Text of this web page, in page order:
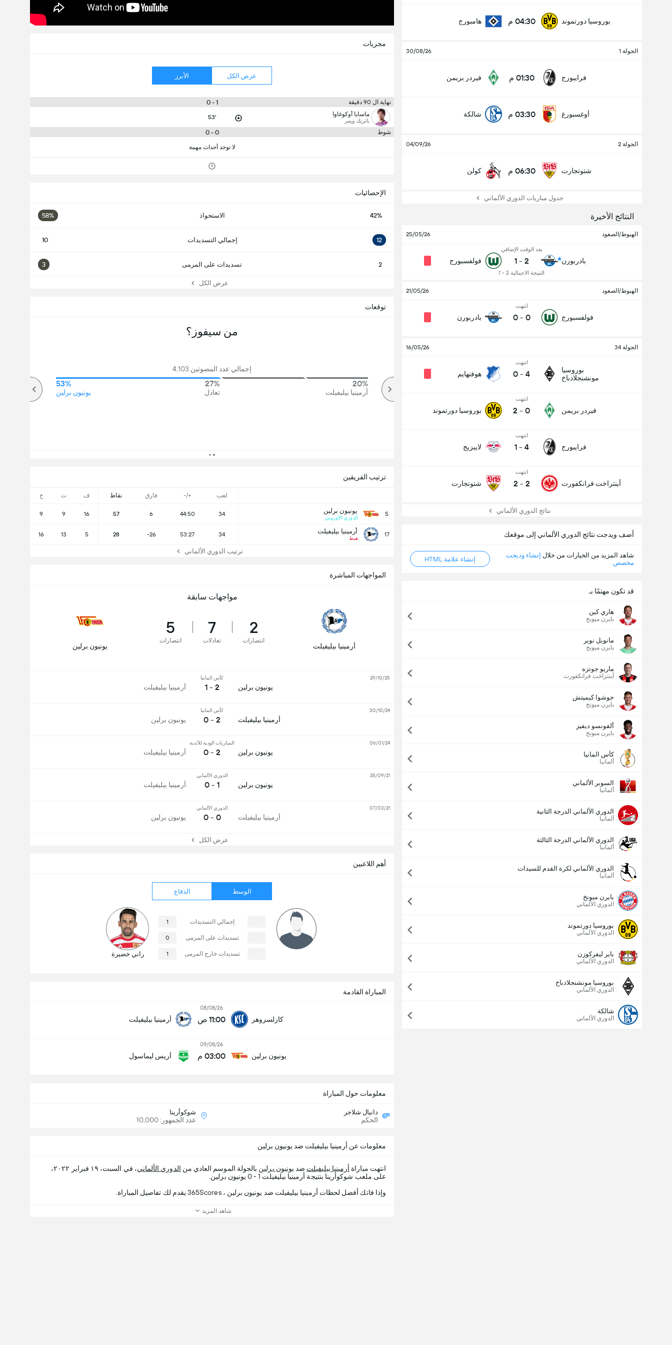
بوروسيا دورتموند 04:30 م هامبورج
الجولة 1 30/08/26
فرايبورج 01:30 م فيردر بريمن
أوغسبورغ 03:30 م شالكة
الجولة 2 04/09/26
شتوتجارت 06:30 م كولن
جدول مباريات الدوري الألماني
النتائج الأخيرة
الهبوط/الصعود 25/05/26
بادربورن
بعد الوقت الإضافي
2
-
1
النتيجة الاجمالية 2 - 1
فولفسبورج
الهبوط/الصعود 21/05/26
فولفسبورج
انتهت
0
-
0 بادربورن
الجولة 34 16/05/26
بوروسيا
مونشنجلادباخ
انتهت
4
-
0 هوفنهايم
فيردر بريمن
انتهت
0
-
2 بوروسيا دورتموند
فرايبورج
انتهت
4
-
1 لايبزيج
آينتراخت فرانكفورت
انتهت
2
-
2 شتوتجارت
نتائج الدوري الألماني
أضف ويدجت نتائج الدوري الألماني إلى موقعك
شاهد المزيد من الخيارات من خلال إنشاء وديجت
مخصص
إنشاء علامة HTML
قد تكون مهتمًا بـ
هاري كين
بايرن ميونخ
مانويل نوير
بايرن ميونخ
ماريو جوتزه
آينتراخت فرانكفورت
جوشوا كيميتش
بايرن ميونخ
ألفونسو ديفيز
بايرن ميونخ
كأس المانيا
ألمانيا
السوبر الألماني
ألمانيا
الدوري الألماني الدرجة الثانية
ألمانيا
الدوري الألماني الدرجة الثالثة
ألمانيا
الدوري الألماني لكرة القدم للسيدات
ألمانيا
بايرن ميونخ
الدوري الألماني
بوروسيا دورتموند
الدوري الألماني
باير ليفركوزن
الدوري الألماني
بوروسيا مونشنجلادباخ
الدوري الألماني
شالكة
الدوري الألماني
مجريات
عرض الكل الأبرز
نهاية ال 90 دقيقة 1 - 0
ماسايا أوكوغاوا
باتريك ويمر 53'
شوط 0 - 0
لا توجد أحداث مهمة
المباراة القادمة
كارلسروهر
08/08/26
11:00 ص أرمينيا بيليفيلت
يونيون برلين
09/08/26
03:00 م أريس ليماسول
أهم اللاعبين
الوسط الدفاع
إجمالي التسديدات 1
تسديدات على المرمى 0
تسديدات خارج المرمى 1 راني خضيرة
الإحصائيات
42% الاستحواذ 58%
12 إجمالي التسديدات 10
2 تسديدات على المرمى 3
عرض الكل
معلومات حول المباراة
دانيال شلاجر
الحكم
شوكوأرينا
عدد الجمهور: 10,000
ترتيب الفريقين
لعب +/- فارق نقاط ف ت خ
5 يونيون برلين
الدوري الأوروبي
34
44:50
6
57
16
9
9
17 أرمينيا بيليفيلت
هبط
34
53:27
-26
28
5
13
16
ترتيب الدوري الألماني
توقعات
من سيفوز؟
إجمالي عدد المصوتين 4,103
20%
أرمينيا بيليفيلت
27%
تعادل
53%
يونيون برلين
المواجهات المباشرة
مواجهات سابقة
أرمينيا بيليفيلت
2
انتصارات
7
تعادلات
5
انتصارات
يونيون برلين
يونيون برلين
كأس المانيا
2 - 1 أرمينيا بيليفيلت
29/10/25
أرمينيا بيليفيلت
كأس المانيا
2 - 0 يونيون برلين
30/10/24
يونيون برلين
المباريات الودية للأندية
2 - 0 أرمينيا بيليفيلت
06/01/24
يونيون برلين
الدوري الألماني
1 - 0 أرمينيا بيليفيلت
25/09/21
أرمينيا بيليفيلت
الدوري الألماني
0 - 0 يونيون برلين
07/03/21
عرض الكل
معلومات عن أرمينيا بيليفيلت ضد يونيون برلين
انتهت مباراة أرمينيا بيليفيلت ضد يونيون برلين بالجولة الموسم العادي من الدوري الألماني
، في السبت، ١٩ فبراير ٢٠٢٢،
على ملعب شوكوأرينا بنتيجة أرمينيا بيليفيلت 1 - 0 يونيون برلين.
وإذا فاتك أفضل لحظات أرمينيا بيليفيلت ضد يونيون برلين ، 365Scores يقدم لك تفاصيل المباراة.
شاهد المزيد